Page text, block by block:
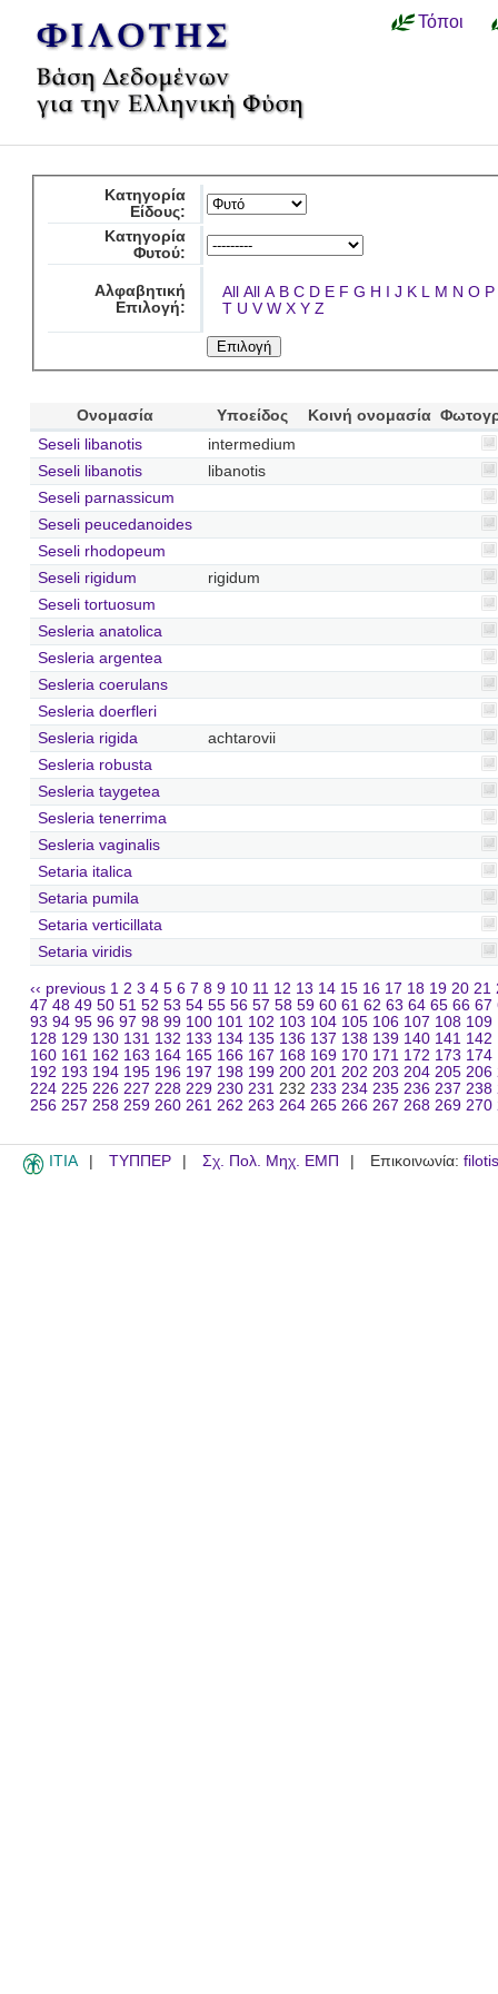
Τόποι
Κατηγορία
Είδους:
Κατηγορία
Φυτού:
Αλφαβητική
Επιλογή:
All All A B C D E F G H I J K L M N O P
T U V W X Y Z
Ονομασία Υποείδος Κοινή ονομασία
Seseli libanotis
intermedium
Seseli libanotis
libanotis
Seseli parnassicum
Seseli peucedanoides
Seseli rhodopeum
Seseli rigidum
rigidum
Seseli tortuosum
Sesleria anatolica
Sesleria argentea
Sesleria coerulans
Sesleria doerfleri
Sesleria rigida
achtarovii
Sesleria robusta
Sesleria taygetea
Sesleria tenerrima
Sesleria vaginalis
Setaria italica
Setaria pumila
Setaria verticillata
Setaria viridis
‹‹ previous 1 2 3 4 5 6 7 8 9 10 11 12 13 14 15 16 17 18 19 20 21
47 48 49 50 51 52 53 54 55 56 57 58 59 60 61 62 63 64 65 66 67
93 94 95 96 97 98 99 100 101 102 103 104 105 106 107 108 109
128 129 130 131 132 133 134 135 136 137 138 139 140 141 142
160 161 162 163 164 165 166 167 168 169 170 171 172 173 174
192 193 194 195 196 197 198 199 200 201 202 203 204 205 206
224 225 226 227 228 229 230 231 232 233 234 235 236 237 238
256 257 258 259 260 261 262 263 264 265 266 267 268 269 270
ITIA ΤΥΠΠΕΡ Σχ. Πολ. Μηχ. ΕΜΠ Επικοινωνία: